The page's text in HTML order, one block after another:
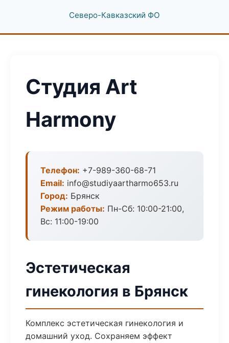
Северо-Кавказский ФО
Студия Art
Harmony
Телефон: +7-989-360-68-71
Email: info@studiyaartharmo653.ru
Город: Брянск
Режим работы: Пн-Сб: 10:00-21:00,
Вс: 11:00-19:00
Эстетическая
гинекология в Брянск
Комплекс эстетическая гинекология и
домашний уход. Сохраняем эффект